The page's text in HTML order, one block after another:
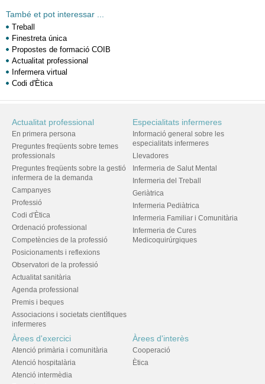
També et pot interessar ...
Treball
Finestreta única
Propostes de formació COIB
Actualitat professional
Infermera virtual
Codi d'Ètica
Actualitat professional
En primera persona
Preguntes freqüents sobre temes
professionals
Preguntes freqüents sobre la gestió
infermera de la demanda
Campanyes
Professió
Codi d'Ètica
Ordenació professional
Competències de la professió
Posicionaments i reflexions
Observatori de la professió
Actualitat sanitària
Agenda professional
Premis i beques
Associacions i societats científiques
infermeres
Especialitats infermeres
Informació general sobre les
especialitats infermeres
Llevadores
Infermeria de Salut Mental
Infermeria del Treball
Geriàtrica
Infermeria Pediàtrica
Infermeria Familiar i Comunitària
Infermeria de Cures
Medicoquirúrgiques
Àrees d'exercici
Atenció primària i comunitària
Atenció hospitalària
Atenció intermèdia
Àrees d'interès
Cooperació
Ètica